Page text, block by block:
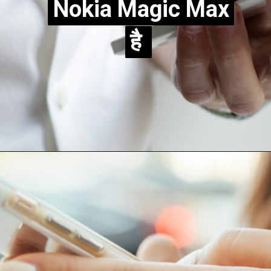
Nokia Magic Max
है
Nokia Magic Max
है